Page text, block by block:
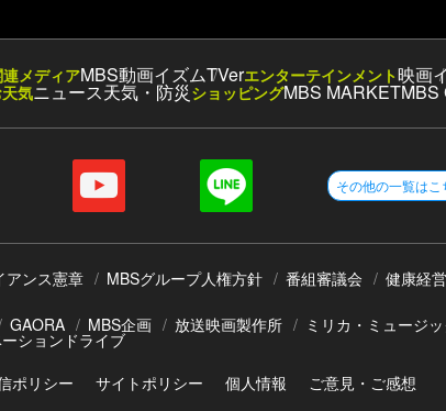
メディアMBS動画イズムTVerエンターテインメント映画
気ニュース天気・防災 ショッピングMBS MARKETMBS
その他の一覧はこ
アンス憲章 MBSグループ人権方針 番組審議会 健康経
GAORA MBS企画 放送映画製作所 ミリカ・ミュージッ
ションドライブ
ポリシー
サイトポリシー 個人情報 ご意見・ご感想